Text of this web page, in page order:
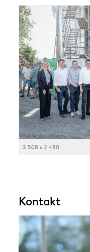
3 508 x 2 480
Kontakt